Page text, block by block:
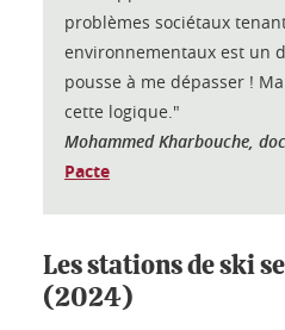
problèmes sociétaux
environnementaux est un
pousse à me dépasser !
cette logique."
Mohammed Kharbouche,
Pacte
Les stations de ski
(2024)